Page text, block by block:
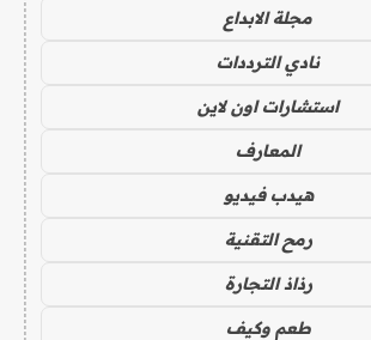
مجلة الابداع
نادي الترددات
استشارات اون لاين
المعارف
هيدب فيديو
رمح التقنية
رذاذ التجارة
طعم وكيف